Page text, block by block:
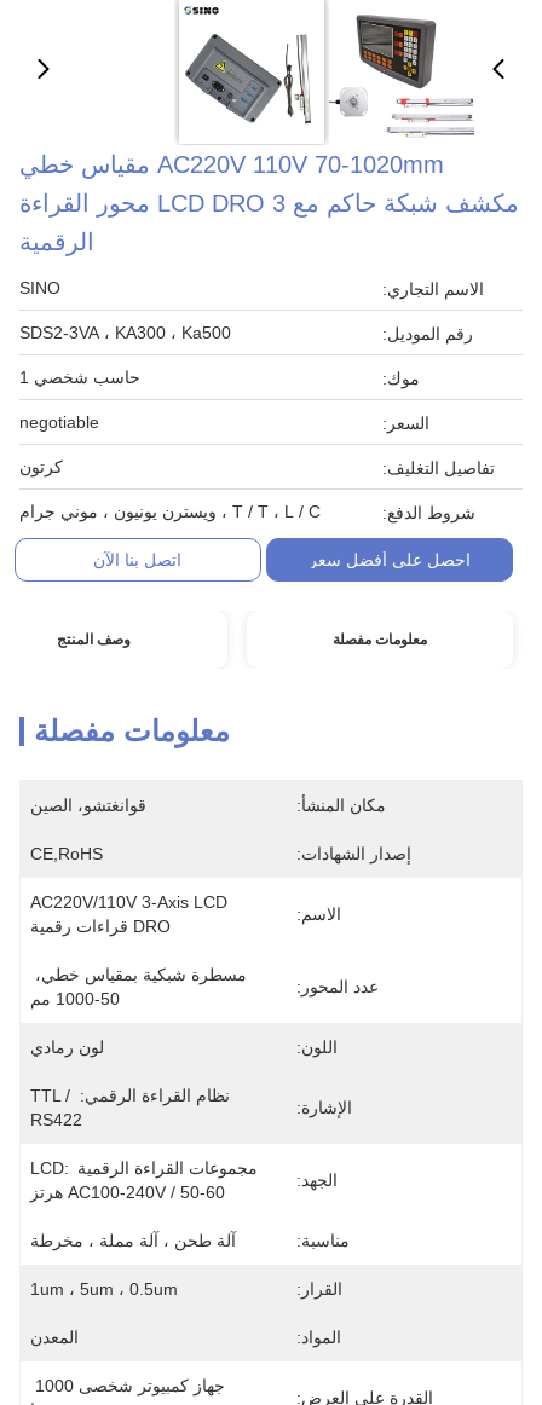
AC220V 110V 70-1020mm مقياس خطي
مكشف شبكة حاكم مع LCD DRO 3 محور القراءة
الرقمية
الاسم التجاري: SINO
رقم الموديل: SDS2-3VA ، KA300 ، Ka500
موك: حاسب شخصي 1
السعر: negotiable
تفاصيل التغليف: كرتون
شروط الدفع: T / T ، L / C ، ويسترن يونيون ، موني جرام
احصل على أفضل سعر اتصل بنا الآن
معلومات مفصلة وصف المنتج
معلومات مفصلة
مكان المنشأ: قوانغتشو، الصين
إصدار الشهادات: CE,RoHS
الاسم:
AC220V/110V 3-Axis LCD
DRO قراءات رقمية
عدد المحور:
50-1000 مم
اللون: لون رمادي
الإشارة:
نظام القراءة الرقمي: TTL /
RS422
الجهد:
مجموعات القراءة الرقمية LCD:
AC100-240V / 50-60 هرتز
مناسبة: آلة طحن ، آلة مملة ، مخرطة
القرار: 1um ، 5um ، 0.5um
المواد: المعدن
القدرة على العرض: